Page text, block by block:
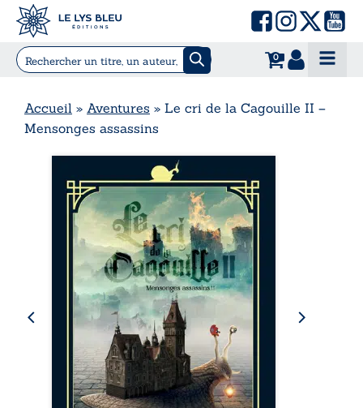
0
Accueil » Aventures » Le cri de la Cagouille II –
Mensonges assassins